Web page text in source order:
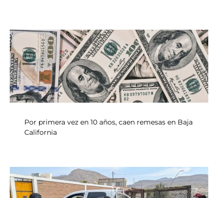
Por primera vez en 10 años, caen remesas en Baja
California